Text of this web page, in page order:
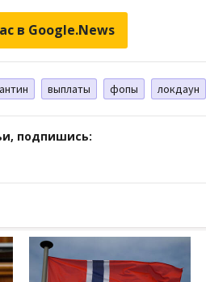
в Google.News
выплаты фопы локдаун
подпишись: